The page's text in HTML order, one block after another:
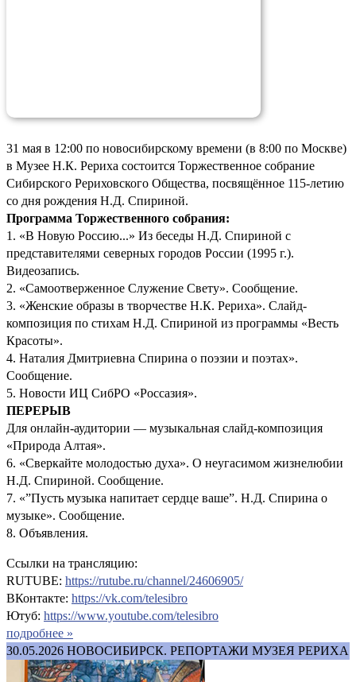
31 мая в 12:00 по новосибирскому времени (в 8:00 по Москве)
в Музее Н.К. Рериха состоится Торжественное собрание
Сибирского Рериховского Общества, посвящённое 115-летию
со дня рождения Н.Д. Спириной.
Программа Торжественного собрания:
1. «В Новую Россию...» Из беседы Н.Д. Спириной с
представителями северных городов России (1995 г.).
Видеозапись.
2. «Самоотверженное Служение Свету». Сообщение.
3. «Женские образы в творчестве Н.К. Рериха». Слайд-
композиция по стихам Н.Д. Спириной из программы «Весть
Красоты».
4. Наталия Дмитриевна Спирина о поэзии и поэтах».
Сообщение.
5. Новости ИЦ СибРО «Россазия».
ПЕРЕРЫВ
Для онлайн-аудитории — музыкальная слайд-композиция
«Природа Алтая».
6. «Сверкайте молодостью духа». О неугасимом жизнелюбии
Н.Д. Спириной. Сообщение.
7. «”Пусть музыка напитает сердце ваше”. Н.Д. Спирина о
музыке». Сообщение.
8. Объявления.
Ссылки на трансляцию:
RUTUBE: https://rutube.ru/channel/24606905/
ВКонтакте: https://vk.com/telesibro
Ютуб: https://www.youtube.com/telesibro
подробнее »
30.05.2026 НОВОСИБИРСК. РЕПОРТАЖИ МУЗЕЯ РЕРИХА